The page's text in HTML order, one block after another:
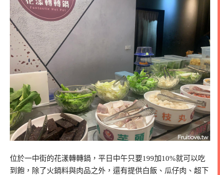
位於一中街的花漾轉轉鍋，平日中午只要199加10%就可以吃
到飽，除了火鍋料與肉品之外，還有提供白飯、瓜仔肉、超下